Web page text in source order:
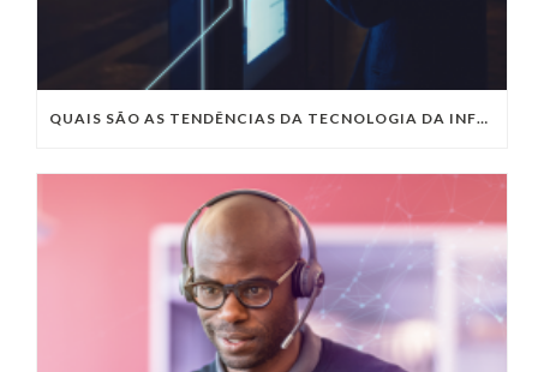
QUAIS SÃO AS TENDÊNCIAS DA TECNOLOGIA DA INFORMAÇÃO PARA 2023?